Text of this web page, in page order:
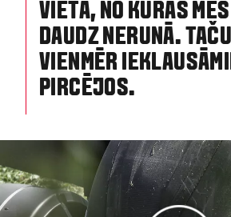
VIETĀ, NO KURAS
DAUDZ NERUNĀ.
VIENMĒR
PIRCĒJOS.